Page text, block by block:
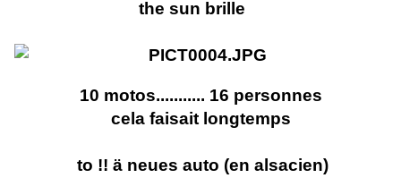
the sun brille
10 motos........... 16 personnes
cela faisait longtemps
to !! ä neues auto (en alsacien)